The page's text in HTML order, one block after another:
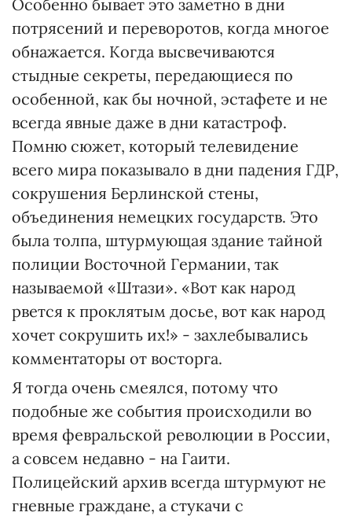
Особенно бывает это заметно в дни
потрясений и переворотов, когда многое
обнажается. Когда высвечиваются
стыдные секреты, передающиеся по
особенной, как бы ночной, эстафете и не
всегда явные даже в дни катастроф.
Помню сюжет, который телевидение
всего мира показывало в дни падения ГДР,
сокрушения Берлинской стены,
объединения немецких государств. Это
была толпа, штурмующая здание тайной
полиции Восточной Германии, так
называемой «Штази». «Вот как народ
рвется к проклятым досье, вот как народ
хочет сокрушить их!» - захлебывались
комментаторы от восторга.
Я тогда очень смеялся, потому что
подобные же события происходили во
время февральской революции в России,
а совсем недавно - на Гаити.
Полицейский архив всегда штурмуют не
гневные граждане, а стукачи с